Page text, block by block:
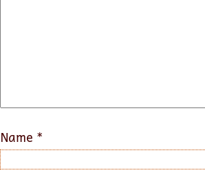
Name *